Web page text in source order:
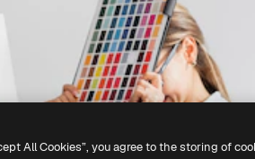
All Cookies”, you agree to the storing of